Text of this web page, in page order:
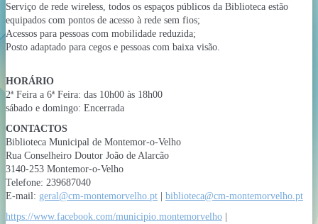
Serviço de rede wireless, todos os espaços públicos da Biblioteca estão
equipados com pontos de acesso à rede sem fios;
Acessos para pessoas com mobilidade reduzida;
Posto adaptado para cegos e pessoas com baixa visão.
HORÁRIO
2ª Feira a 6ª Feira: das 10h00 às 18h00
sábado e domingo: Encerrada
CONTACTOS
Biblioteca Municipal de Montemor-o-Velho
Rua Conselheiro Doutor João de Alarcão
3140-253 Montemor-o-Velho
Telefone: 239687040
E-mail: geral@cm-montemorvelho.pt
biblioteca@cm-montemorvelho.pt
https://www.facebook.com/municipio.montemorvelho